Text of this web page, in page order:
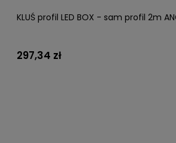
KLUŚ profil LED BOX - sam profil 2m
297,34 zł